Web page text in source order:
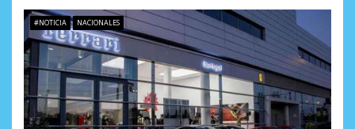
#NOTICIA NACIONALES